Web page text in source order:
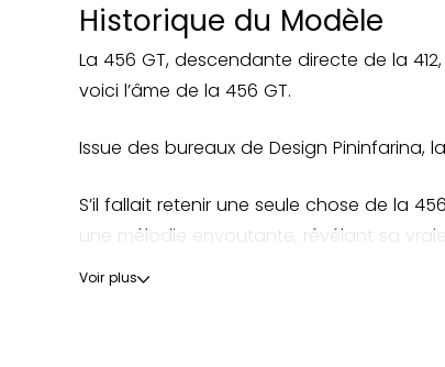
Historique du Modèle
La 456 GT, descendante directe de la
voici l’âme de la 456 GT.
Issue des bureaux de Design Pininfarina,
S’il fallait retenir une seule chose de la
une mélodie envoutante, révélant sa
Malgré de nombreux éléments de
Voir plus